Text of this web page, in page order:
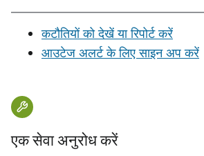
कटौतियों को देखें या रिपोर्ट करें
आउटेज अलर्ट के लिए साइन अप करें
एक सेवा अनुरोध करें